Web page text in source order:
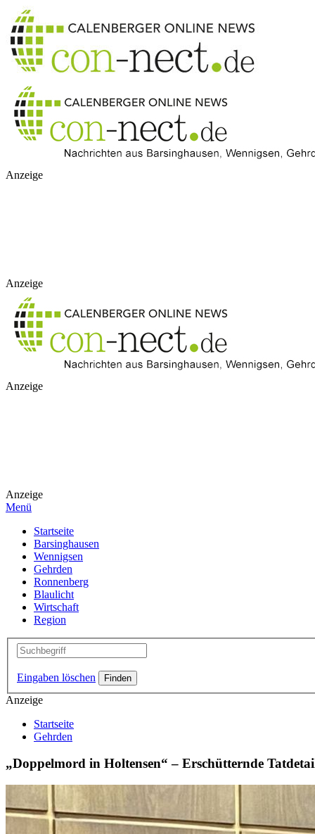
Anzeige
Anzeige
Anzeige
Anzeige
Menü
Startseite
Barsinghausen
Wennigsen
Gehrden
Ronnenberg
Blaulicht
Wirtschaft
Region
Eingaben löschen
Anzeige
Startseite
Gehrden
„Doppelmord in Holtensen“ – Erschütternde